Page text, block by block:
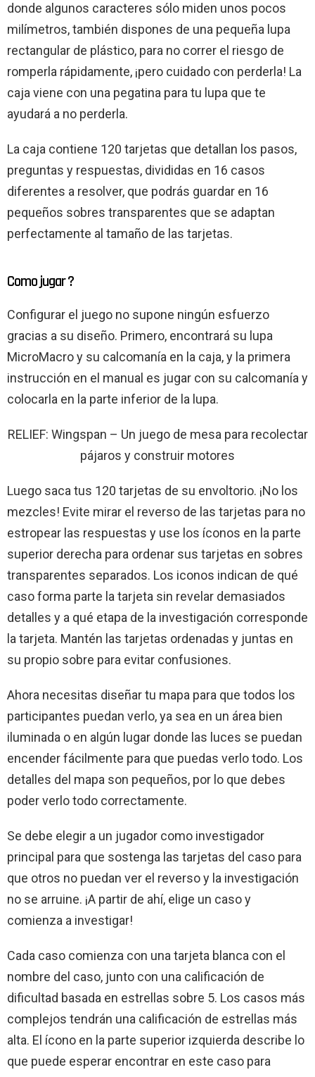
donde algunos caracteres sólo miden unos pocos
milímetros, también dispones de una pequeña lupa
rectangular de plástico, para no correr el riesgo de
romperla rápidamente, ¡pero cuidado con perderla! La
caja viene con una pegatina para tu lupa que te
ayudará a no perderla.
La caja contiene 120 tarjetas que detallan los pasos,
preguntas y respuestas, divididas en 16 casos
diferentes a resolver, que podrás guardar en 16
pequeños sobres transparentes que se adaptan
perfectamente al tamaño de las tarjetas.
Como jugar ?
Configurar el juego no supone ningún esfuerzo
gracias a su diseño. Primero, encontrará su lupa
MicroMacro y su calcomanía en la caja, y la primera
instrucción en el manual es jugar con su calcomanía y
colocarla en la parte inferior de la lupa.
RELIEF: Wingspan – Un juego de mesa para recolectar
pájaros y construir motores
Luego saca tus 120 tarjetas de su envoltorio. ¡No los
mezcles! Evite mirar el reverso de las tarjetas para no
estropear las respuestas y use los íconos en la parte
superior derecha para ordenar sus tarjetas en sobres
transparentes separados. Los iconos indican de qué
caso forma parte la tarjeta sin revelar demasiados
detalles y a qué etapa de la investigación corresponde
la tarjeta. Mantén las tarjetas ordenadas y juntas en
su propio sobre para evitar confusiones.
Ahora necesitas diseñar tu mapa para que todos los
participantes puedan verlo, ya sea en un área bien
iluminada o en algún lugar donde las luces se puedan
encender fácilmente para que puedas verlo todo. Los
detalles del mapa son pequeños, por lo que debes
poder verlo todo correctamente.
Se debe elegir a un jugador como investigador
principal para que sostenga las tarjetas del caso para
que otros no puedan ver el reverso y la investigación
no se arruine. ¡A partir de ahí, elige un caso y
comienza a investigar!
Cada caso comienza con una tarjeta blanca con el
nombre del caso, junto con una calificación de
dificultad basada en estrellas sobre 5. Los casos más
complejos tendrán una calificación de estrellas más
alta. El ícono en la parte superior izquierda describe lo
que puede esperar encontrar en este caso para